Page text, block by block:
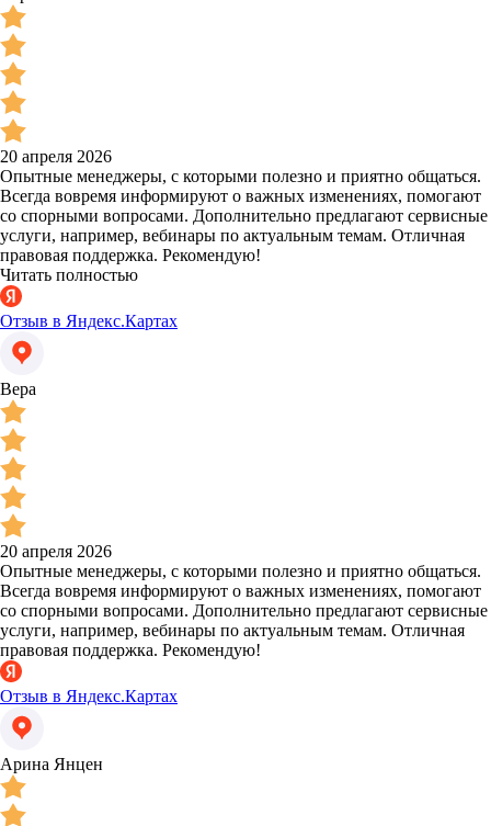
20 апреля 2026
Опытные менеджеры, с которыми полезно и приятно общаться.
Всегда вовремя информируют о важных изменениях, помогают
со спорными вопросами. Дополнительно предлагают сервисные
услуги, например, вебинары по актуальным темам. Отличная
правовая поддержка. Рекомендую!
Читать полностью
Отзыв в Яндекс.Картах
Вера
20 апреля 2026
Опытные менеджеры, с которыми полезно и приятно общаться.
Всегда вовремя информируют о важных изменениях, помогают
со спорными вопросами. Дополнительно предлагают сервисные
услуги, например, вебинары по актуальным темам. Отличная
правовая поддержка. Рекомендую!
Отзыв в Яндекс.Картах
Арина Янцен